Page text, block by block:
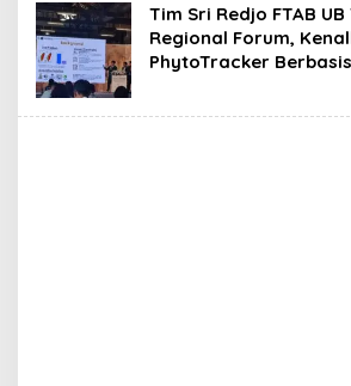
Tim Sri Redjo FTAB
Regional Forum,
PhytoTracker